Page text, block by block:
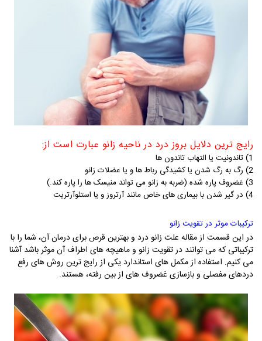
رایج ترین دلایل بروز درد در ناحیه زانو عبارت است از:
1) تاندونیت یا التهاب تاندون ها
2) رگ به رگ شدن یا کشیدگی رباط ها و یا عضلات زانو
3) غضروف پاره شده (ضربه به زانو می تواند منیسک ها را پاره کند.)
4) در گیر شدن با بیماری های خاص مانند آرتروز و یا استئوآرتریت
ترکیبات موثر در تقویت زانو
در این قسمت از مقاله علت زانو درد و بهترین قرص برای درمان آن، شما را با
ترکیباتی که می توانند در تقویت زانو و ماهیچه های اطراف آن موثر باشد آشنا
می کنیم. استفاده از مکمل های استاندارد یکی از رایج ترین روش های رفع
دردهای مفصلی و بازسازی غضروف های از بین رفته، هستند.